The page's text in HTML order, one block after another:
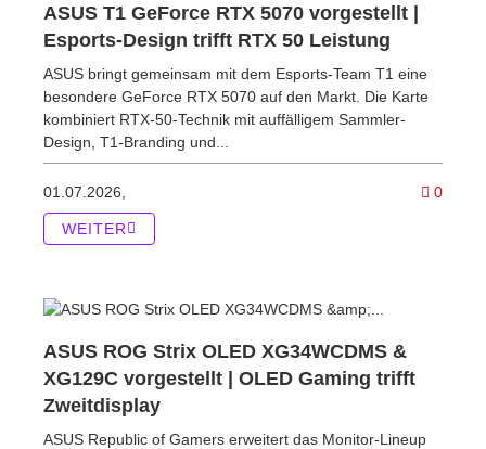
ASUS T1 GeForce RTX 5070 vorgestellt |
Esports-Design trifft RTX 50 Leistung
ASUS bringt gemeinsam mit dem Esports-Team T1 eine
besondere GeForce RTX 5070 auf den Markt. Die Karte
kombiniert RTX-50-Technik mit auffälligem Sammler-
Design, T1-Branding und...
01.07.2026, 0
WEITER
ASUS ROG Strix OLED XG34WCDMS &
XG129C vorgestellt | OLED Gaming trifft
Zweitdisplay
ASUS Republic of Gamers erweitert das Monitor-Lineup